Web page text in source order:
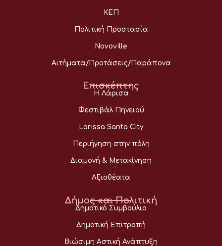
ΚΕΠ
Πολιτική Προστασία
Novoville
Αιτήματα/Προτάσεις/Παράπονα
Επισκέπτης
Η Λάρισα
Φεστιβάλ Πηνειού
Larissa Santa City
Περιήγηση στην πόλη
Διαμονή & Μετακίνηση
Αξιοθέατα
Δήμος και Πολιτική
Δημοτικό Συμβούλιο
Δημοτική Επιτροπή
Βιώσιμη Αστική Ανάπτυξη